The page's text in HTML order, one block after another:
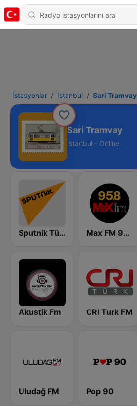
İstasyonlar İstanbul Sari Tramvay
Sari Tramvay
İstanbul - Online
Sputnik Türkiye (Sputnik International Turkish) Max FM 95.8
Akustik Fm CRI Turk FM
Uludağ FM Pop 90